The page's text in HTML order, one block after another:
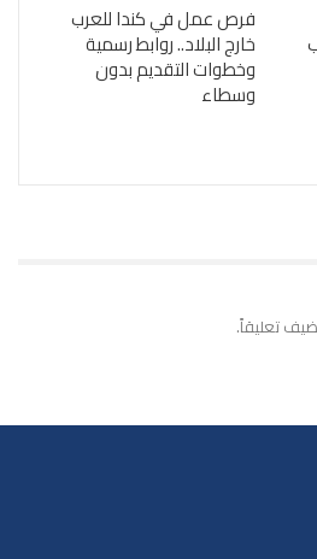
فرص عمل في كندا للعرب
خارج البلاد.. روابط رسمية
وخطوات التقديم بدون
وسطاء
تعليقاً.